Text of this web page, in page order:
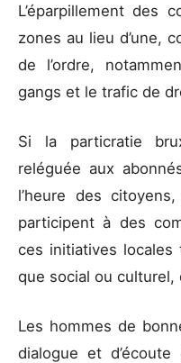
L’éparpillement des
zones au lieu d’une,
de l’ordre,
gangs et le trafic de
Si la particratie
reléguée aux
l’heure des
participent à des
ces initiatives locales
que social ou culturel,
Les hommes de
dialogue et